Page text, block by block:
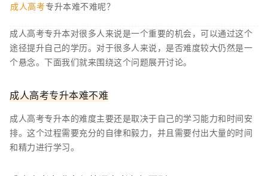
成人高考专升本难不难呢？
成人高考专升本对很多人来说是一个重要的机会，可以通过这个
途径提升自己的学历。对于很多人来说，是否难度较大仍然是一
个悬念。下面我们就来围绕这个问题展开讨论。
成人高考专升本难不难
成人高考专升本的难度主要还是取决于自己的学习能力和时间安
排。这个过程需要充分的自律和毅力，并且需要付出大量的时间
和精力进行学习。